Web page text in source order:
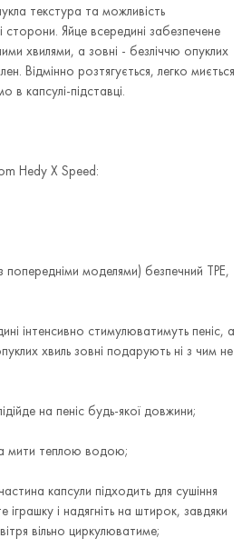
текстура та можливість
Яйце всередині забезпечене
хвилями, а зовні - безліччю опуклих
Відмінно розтягується, легко миється
в капсулі-підставці.
Hedy X Speed:
моделями) безпечний TPE,
інтенсивно стимулюватимуть пеніс, а
хвиль зовні подарують ні з чим не
на пеніс будь-якої довжини;
мити теплою водою;
капсули підходить для сушіння
і надягніть на штирок, завдяки
вільно циркулюватиме;